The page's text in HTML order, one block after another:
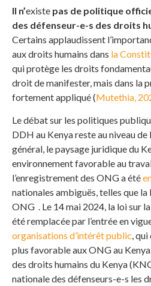
Il n’existe pas de politique
des défenseur-e-s des droits
Certains applaudissent
aux droits humains dans la
qui protège les droits
droit de manifester, mais dans la
fortement appliqué (Mutethia,
Le débat sur les politiques
DDH au Kenya reste au niveau de
général, le paysage juridique du
environnement favorable au
l’enregistrement des ONG a été
nationales ambiguës, telles que
ONG . Le 14 mai 2024, la loi sur
été remplacée par l’entrée en
organisations d’intérêt public,
plus favorable aux ONG au
des droits humains du Kenya
nationale des défenseurs-e-s les